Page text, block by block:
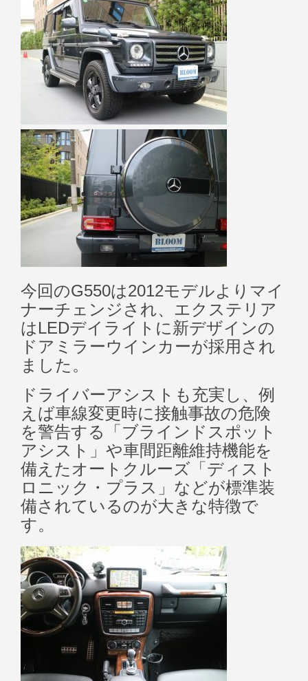
今回のG550は2012モデルよりマイ
ナーチェンジされ、エクステリア
はLEDデイライトに新デザインの
ドアミラーウインカーが採用され
ました。
ドライバーアシストも充実し、例
えば車線変更時に接触事故の危険
を警告する「ブラインドスポット
アシスト」や車間距離維持機能を
備えたオートクルーズ「ディスト
ロニック・プラス」などが標準装
備されているのが大きな特徴で
す。